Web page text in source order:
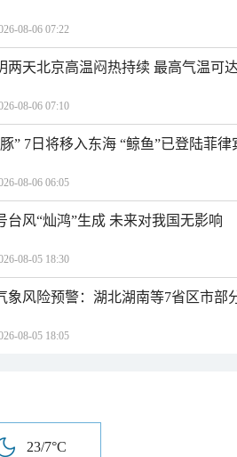
08-06 07:22
两天北京高温闷热持续 最高气温可
08-06 07:10
” 7日将移入东海 “鲸鱼”已登陆菲律
08-06 06:05
台风“灿鸿”生成 未来对我国无影响
08-05 18:30
象风险预警：湖北湖南等7省区市部
08-05 18:05
23/7°C